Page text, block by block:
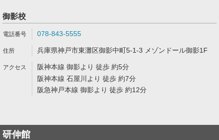
御影校
078-843-5555
兵庫県神戸市東灘区御影中町5-1-3 メゾンドール御影1F
阪神本線 御影より 徒歩 約5分
阪神本線 石屋川より 徒歩 約7分
阪急神戸本線 御影より 徒歩 約12分
研伸館